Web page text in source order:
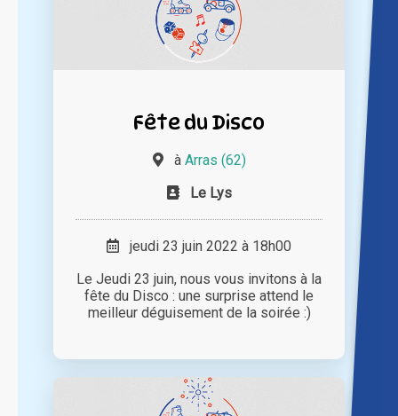
Fête du Disco
à Arras (62)
Le Lys
jeudi 23 juin 2022 à 18h00
Le Jeudi 23 juin, nous vous invitons à la
fête du Disco : une surprise attend le
meilleur déguisement de la soirée :)